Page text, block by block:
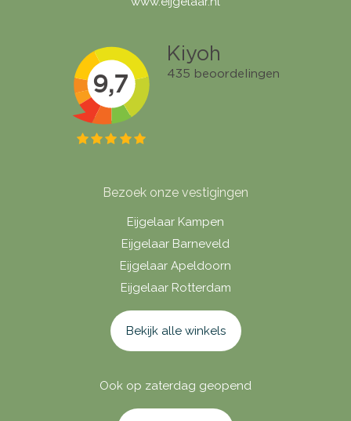
Bezoek onze vestigingen
Eijgelaar Kampen
Eijgelaar Barneveld
Eijgelaar Apeldoorn
Eijgelaar Rotterdam
Bekijk alle winkels
Ook op zaterdag geopend